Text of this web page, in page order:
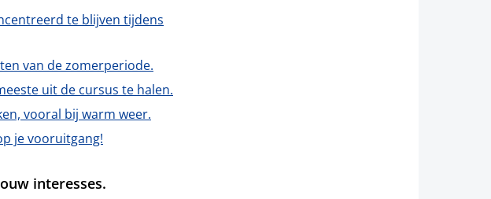
te blijven tijdens
van de zomerperiode.
uit de cursus te halen.
vooral bij warm weer.
je vooruitgang!
interesses.